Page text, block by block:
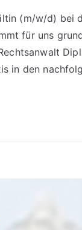
(m/w/d) bei
für uns
in den